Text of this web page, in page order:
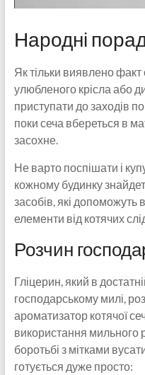
Народні
Як тільки виявлено
улюбленого крісла або
приступати до заходів
поки сеча вбереться в
засохне.
Не варто поспішати і
кожному будинку
засобів, які допоможуть
елементи від котячих
Розчин
Гліцерин, який в
господарському милі,
ароматизатор котячої
використання мильного
боротьбі з мітками
готується дуже просто: